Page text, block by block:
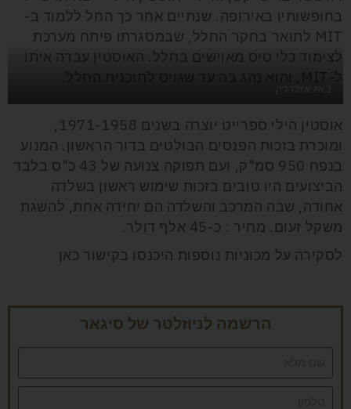
בחופשותיו באירופה. שנתיים אחר כך החל ללמוד ב-
MIT לתואר בחקר החלל, שבמסגרתו פיתח מערכת
לצימוד כלי טיס מאוישים בחלל. האוסטין עברה איתו
באז אולדרין
אוסטין הילי ספרייט יוצרה בשנים 1971-1958,
ומוכרת בזכות הפנסים הבולטים בדור הראשון. המנוע
בנפח 950 סמ"ק, ועם תפוקה צנועה של 43 כ"ס בלבד
הביצועים היו טובים בזכות שימוש ראשון בשלדה
אחודה, שבה המרכב והשלדה הם יחידה אחת, להשגת
משקל זעום. מחיר : כ-45 אלף דולר.
לסקירה על מכוניות נוספות היכנסו בקישור כאן
הרשמה לניוזלטר של סיגאר